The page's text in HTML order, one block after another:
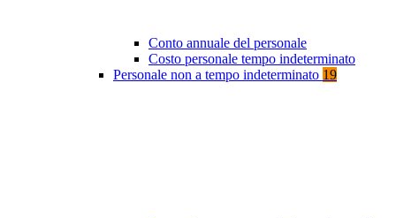
Conto annuale del personale
Costo personale tempo indeterminato
Personale non a tempo indeterminato 19